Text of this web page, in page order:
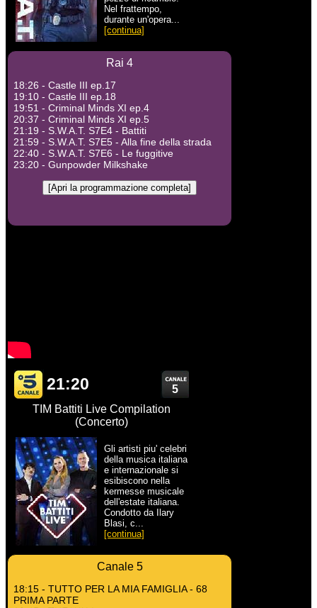
Nel frattempo,
durante un'opera...
[continua]
Rai 4
18:26 - Castle III ep.17
19:10 - Castle III ep.18
19:51 - Criminal Minds XI ep.4
20:37 - Criminal Minds XI ep.5
21:19 - S.W.A.T. S7E4 - Battiti
21:59 - S.W.A.T. S7E5 - Alla fine della strada
22:40 - S.W.A.T. S7E6 - Le fuggitive
23:20 - Gunpowder Milkshake
[Apri la programmazione completa]
21:20
5
TIM Battiti Live Compilation
(Concerto)
Gli artisti piu' celebri
della musica italiana
e internazionale si
esibiscono nella
kermesse musicale
dell'estate italiana.
Condotto da Ilary
Blasi, c...
[continua]
Canale 5
18:15 - TUTTO PER LA MIA FAMIGLIA - 68
PRIMA PARTE